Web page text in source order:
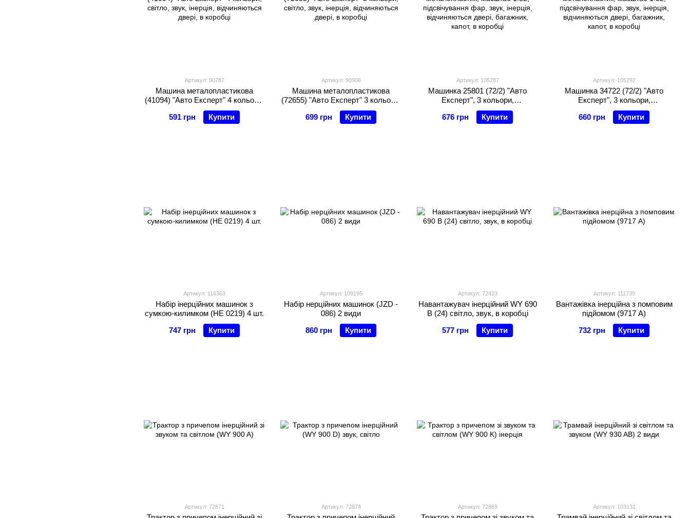
Артикул: 90787
Машина металопластикова
(41094) "Авто Експерт" 4 кольори,
світло, звук, інерція,
відчиняються двері, в коробці
591 грн Купити
Артикул: 90906
Машина металопластикова
(72655) "Авто Експерт" 3 кольори,
світло, звук, інерція,
відчиняються двері, в коробці
699 грн Купити
Артикул: 105287
Машинка 25801 (72/2) "Авто
Експерт", 3 кольори,
металопластик, масштаб 1:32,
підсвічування фар, звук, інерція,
676 грн Купити
Артикул: 105292
Машинка 34722 (72/2) "Авто
Експерт", 3 кольори,
металопластик, масштаб 1:32,
підсвічування фар, звук, інерція,
660 грн Купити
Артикул: 116363
Набір інерційних машинок з
сумкою-килимком (HE 0219) 4 шт.
747 грн
Купити
Артикул: 109195
Набір нерційних машинок (JZD -
086) 2 види
860 грн
Купити
Артикул: 72423
Навантажувач інерційний WY 690
B (24) світло, звук, в коробці
577 грн
Купити
Артикул: 111739
Вантажівка інерційна з помповим
підйомом (9717 А)
732 грн
Купити
Артикул: 72871 Артикул: 72874 Артикул: 72869 Артикул: 103131